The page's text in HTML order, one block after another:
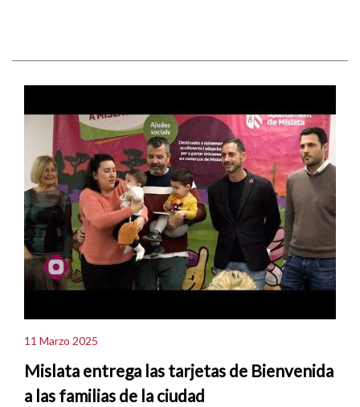
11 Marzo 2025
Mislata entrega las tarjetas de Bienvenida
a las familias de la ciudad